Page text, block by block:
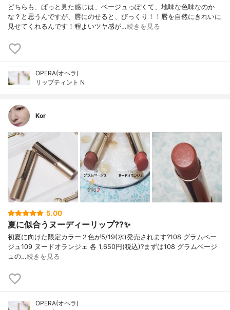
どちらも、ぱっと見た感じは、ベージュっぽくて、地味な色味なのか
な？と思うんですが、唇にのせると、びっくり！！唇を自然にきれいに
見せてくれるんです！程よいツヤ感が…続きを見る
OPERA(オペラ)
リップティント N
Kor
5.00
夏に似合うヌーディーリップ??✨
初夏に向けた限定カラー２色が5/19(水)発売されます?108 グラムベー
ジュ109 ヌードオランジェ 各 1,650円(税込)?まずは108 グラムベージ
ュの…続きを見る
OPERA(オペラ)